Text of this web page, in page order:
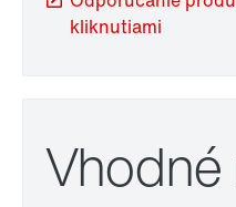
kliknutiami